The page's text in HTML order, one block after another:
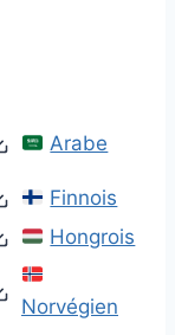
Arabe
Finnois
Hongrois
Norvégien